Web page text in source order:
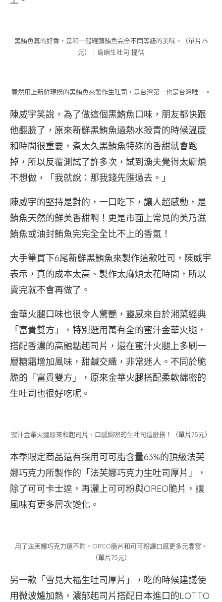
黑鮪魚真的好香，是和一般罐頭鮪魚完全不同等級的美味。（單片75
元）｜島嶼生吐司 提供
竟然用上新鮮現撈的黑鮪魚來製作生吐司，是台灣第一也是台灣唯一。
陳威宇笑說，為了做這個黑鮪魚口味，朋友都快跟
他翻臉了，原來新鮮黑鮪魚過熱水殺青的時候溫度
和時間很重要，煮太久黑鮪魚特殊的香甜就會跑
掉，所以反覆測試了許多次，試到漁夫覺得太麻煩
不想做，「我就說：那我錢先匯過去。」
陳威宇的堅持是對的，一口吃下，讓人超感動，是
鮪魚天然的鮮美香甜啊！更是市面上常見的美乃滋
鮪魚或油封鮪魚完完全全比不上的香氣！
大手筆買下6尾新鮮黑鮪魚來製作這款吐司，陳威宇
表示，真的成本太高、製作太麻煩太花時間，所以
賣完就不會再做了。
金華火腿口味也很令人驚艷，靈感來自於湘菜經典
「富貴雙方」，特別選用萬有全的蜜汁金華火腿，
搭配香濃的高融點起司片，還在蜜汁火腿上多刷一
層糖霜增加風味，甜鹹交織，非常迷人。不同於脆
脆的「富貴雙方」，原來金華火腿搭配柔軟綿密的
生吐司也很好吃呢。
蜜汁金華火腿原來和起司片、口感綿密的生吐司這麼搭！（單片75元）
本季限定商品還有採用可可脂含量63%的頂級法芙
娜巧克力所製作的「法芙娜巧克力生吐司厚片」，
除了可可卡士達，再灑上可可粉與OREO脆片，讓
風味有更多層次變化。
用了法芙娜巧克力還不夠，OREO脆片和可可粉讓口感更多元豐富。
（單片75元）
另一款「雪見大福生吐司厚片」，吃的時候建議使
用微波爐加熱，濃郁起司片搭配日本進口的LOTTO